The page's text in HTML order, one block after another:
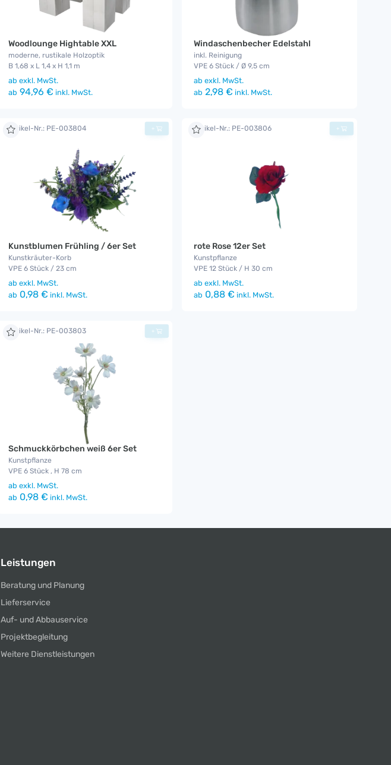
Woodlounge Hightable XXL
moderne, rustikale Holzoptik
B 1,68 x L 1,4 x H 1,1 m
ab exkl. MwSt.
ab 94,96 € inkl. MwSt.
Windaschenbecher Edelstahl
inkl. Reinigung
VPE 6 Stück / Ø 9,5 cm
ab exkl. MwSt.
ab 2,98 € inkl. MwSt.
Artikel-Nr.: PE-003804
Kunstblumen Frühling / 6er Set
Kunstkräuter-Korb
VPE 6 Stück / 23 cm
ab exkl. MwSt.
ab 0,98 € inkl. MwSt.
+ Artikel-Nr.: PE-003806
rote Rose 12er Set
Kunstpflanze
VPE 12 Stück / H 30 cm
ab exkl. MwSt.
ab 0,88 € inkl. MwSt.
+
Artikel-Nr.: PE-003803
Schmuckkörbchen weiß 6er Set
Kunstpflanze
VPE 6 Stück , H 78 cm
ab exkl. MwSt.
ab 0,98 € inkl. MwSt.
+
Leistungen
Beratung und Planung
Lieferservice
Auf- und Abbauservice
Projektbegleitung
Weitere Dienstleistungen